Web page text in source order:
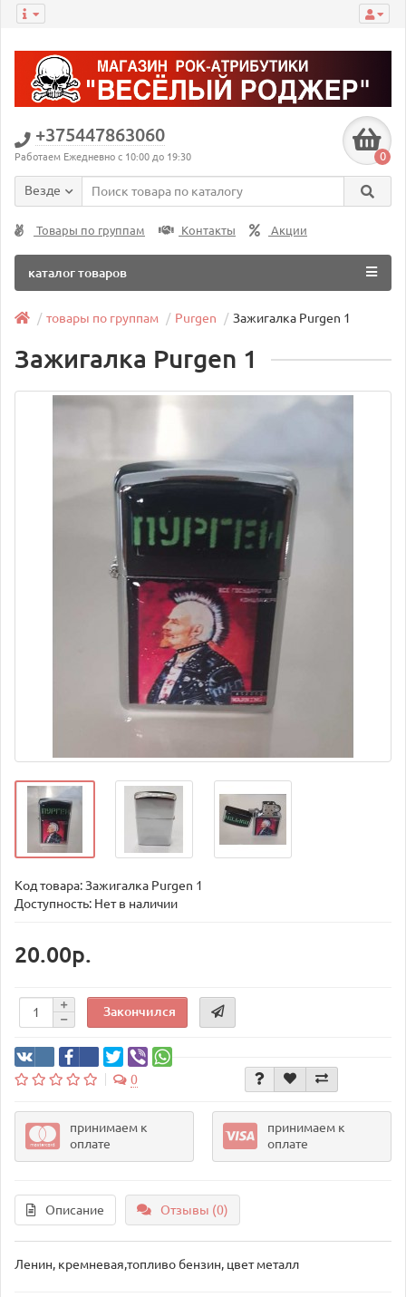
+375447863060
Работаем Ежедневно с 10:00 до 19:30 0
Везде
Товары по группам Контакты Акции
каталог товаров
товары по группам Purgen Зажигалка Purgen 1
Зажигалка Purgen 1
Код товара:Зажигалка Purgen 1
Доступность: Нет в наличии
20.00р.
Закончился
0
принимаем к
оплате
принимаем к
оплате
Описание Отзывы (0)
Ленин, кремневая,топливо бензин, цвет металл